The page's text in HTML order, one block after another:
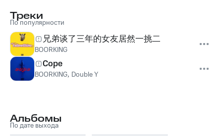
Треки
По популярности
兄弟谈了三年的女友居然一挑二
BOORKING
Cope
BOORKING, Double Y
Альбомы
По дате выхода